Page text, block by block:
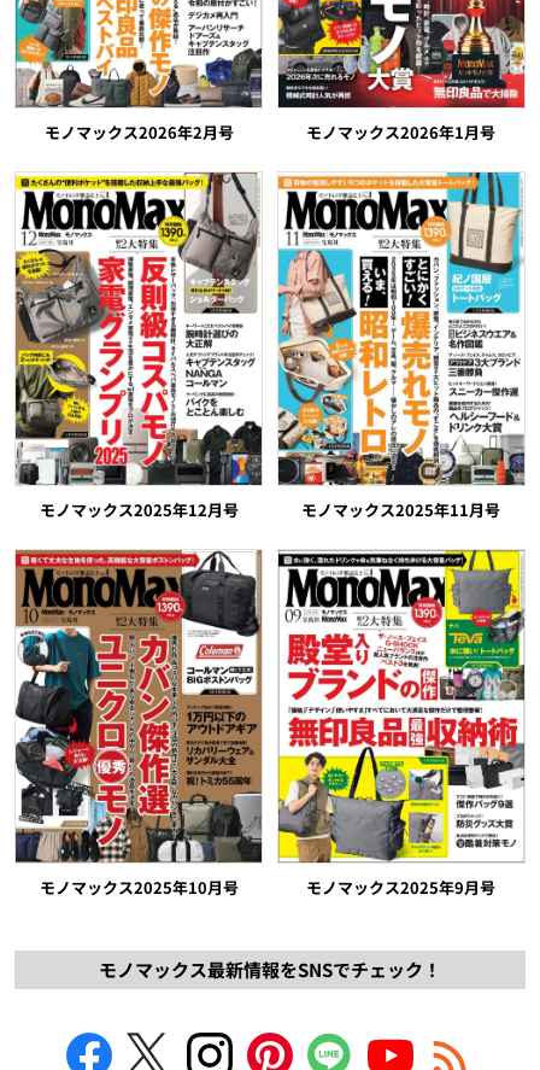
モノマックス2026年2月号 モノマックス2026年1月号
モノマックス2025年12月号 モノマックス2025年11月号
モノマックス2025年10月号 モノマックス2025年9月号
モノマックス最新情報をSNSでチェック！